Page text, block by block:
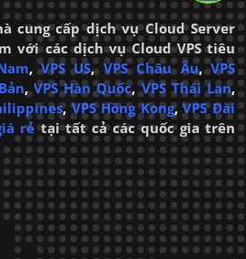
cung cấp dịch vụ Cloud Server
với các dịch vụ Cloud VPS tiêu
,VPS US,VPS Châu Âu,VPS
,VPS Hàn Quốc,VPS Thái Lan,
,VPS Hồng Kong,VPS Đài
rẻtại tất cả các quốc gia trên